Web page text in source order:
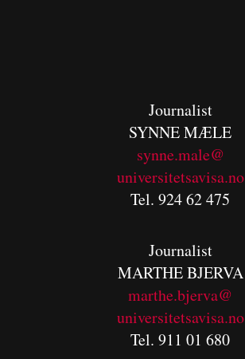
Journalist
SYNNE MÆLE
synne.male@
universitetsavisa.no
Tel. 924 62 475
Journalist
MARTHE BJERVA
marthe.bjerva@
universitetsavisa.no
Tel. 911 01 680